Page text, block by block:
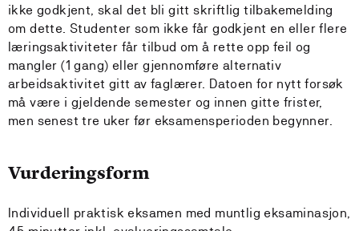
ikke godkjent, skal det bli gitt skriftlig tilbakemelding
om dette. Studenter som ikke får godkjent en eller flere
læringsaktiviteter får tilbud om å rette opp feil og
mangler (1 gang) eller gjennomføre alternativ
arbeidsaktivitet gitt av faglærer. Datoen for nytt forsøk
må være i gjeldende semester og innen gitte frister,
men senest tre uker før eksamensperioden begynner.
Vurderingsform
Individuell praktisk eksamen med muntlig eksaminasjon,